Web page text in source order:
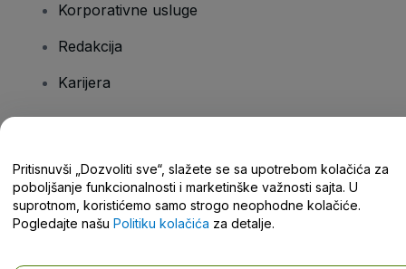
Korporativne usluge
Redakcija
Karijera
Centar za pomoć / Kontaktirajte nas
Pritisnuvši „Dozvoliti sve“, slažete se sa upotrebom kolačića za
poboljšanje funkcionalnosti i marketinške važnosti sajta. U
suprotnom, koristićemo samo strogo neophodne kolačiće.
Pogledajte našu Politiku kolačića za detalje.